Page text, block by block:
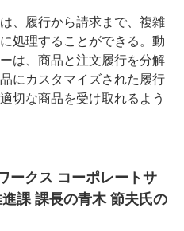
、履行から請求まで、複雑
処理することができる。動
は、商品と注文履行を分解
にカスタマイズされた履行
切な商品を受け取れるよう
ークス コーポレートサ
課 課長の青木 節夫氏の